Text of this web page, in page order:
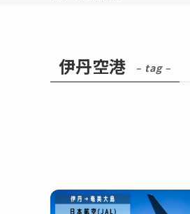
伊丹空港 – tag –